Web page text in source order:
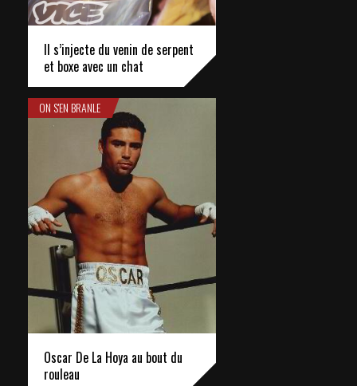
Il s’injecte du venin de serpent
et boxe avec un chat
ON S'EN BRANLE
Oscar De La Hoya au bout du
rouleau